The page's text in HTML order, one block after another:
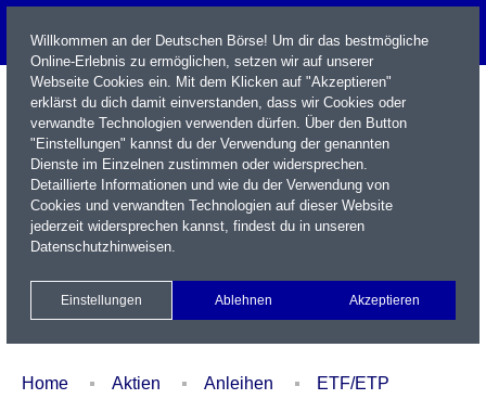
Name / WKN / ISIN / Kürzel
Xetra Realtime
Watchlist Portfolio Login
Home Aktien Anleihen
ETF/ETP
Willkommen an der Deutschen Börse! Um dir das bestmögliche
Online-Erlebnis zu ermöglichen, setzen wir auf unserer
Webseite Cookies ein. Mit dem Klicken auf "Akzeptieren"
erklärst du dich damit einverstanden, dass wir Cookies oder
verwandte Technologien verwenden dürfen. Über den Button
"Einstellungen" kannst du der Verwendung der genannten
Dienste im Einzelnen zustimmen oder widersprechen.
Detaillierte Informationen und wie du der Verwendung von
Cookies und verwandten Technologien auf dieser Website
jederzeit widersprechen kannst, findest du in unseren
Datenschutzhinweisen.
Einstellungen Ablehnen Akzeptieren